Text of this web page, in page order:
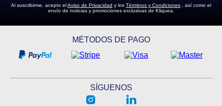
Al suscribirme, acepto elAviso de Privacidad y los Términos y Condiciones , así como el
envío de noticias y promociones exclusivas de Kliquea.
MÉTODOS DE PAGO
SÍGUENOS